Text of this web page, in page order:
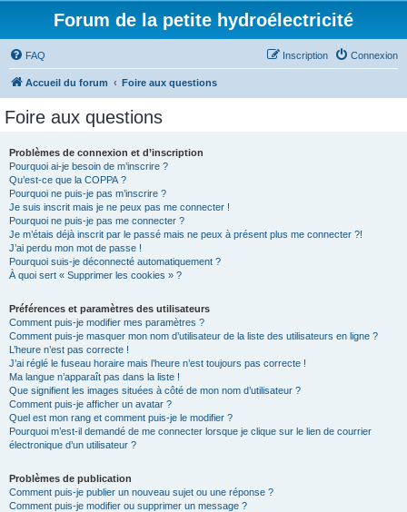
Forum de la petite hydroélectricité
FAQ Connexion
Inscription
Accueil du forum Foire aux questions
Foire aux questions
Problèmes de connexion et d’inscription
Pourquoi ai-je besoin de m’inscrire ?
Qu’est-ce que la COPPA ?
Pourquoi ne puis-je pas m’inscrire ?
Je suis inscrit mais je ne peux pas me connecter !
Pourquoi ne puis-je pas me connecter ?
Je m’étais déjà inscrit par le passé mais ne peux à présent plus me connecter ?!
J’ai perdu mon mot de passe !
Pourquoi suis-je déconnecté automatiquement ?
À quoi sert « Supprimer les cookies » ?
Préférences et paramètres des utilisateurs
Comment puis-je modifier mes paramètres ?
Comment puis-je masquer mon nom d’utilisateur de la liste des utilisateurs en ligne ?
L’heure n’est pas correcte !
J’ai réglé le fuseau horaire mais l’heure n’est toujours pas correcte !
Ma langue n’apparaît pas dans la liste !
Que signifient les images situées à côté de mon nom d’utilisateur ?
Comment puis-je afficher un avatar ?
Quel est mon rang et comment puis-je le modifier ?
Pourquoi m’est-il demandé de me connecter lorsque je clique sur le lien de courrier
électronique d’un utilisateur ?
Problèmes de publication
Comment puis-je publier un nouveau sujet ou une réponse ?
Comment puis-je modifier ou supprimer un message ?